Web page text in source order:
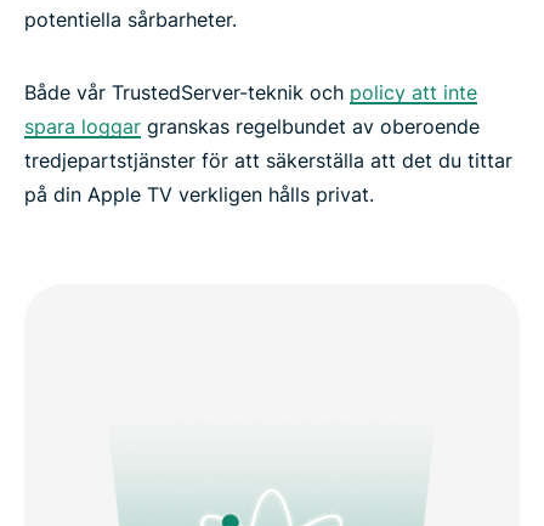
potentiella sårbarheter.
Både vår TrustedServer-teknik och policy att inte
spara loggar granskas regelbundet av oberoende
tredjepartstjänster för att säkerställa att det du tittar
på din Apple TV verkligen hålls privat.